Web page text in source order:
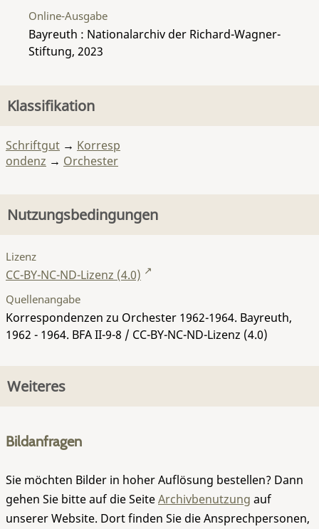
Online-Ausgabe
Bayreuth : Nationalarchiv der Richard-Wagner-
Stiftung, 2023
Klassifikation
Schriftgut → Korresp
ondenz → Orchester
Nutzungsbedingungen
Lizenz
CC-BY-NC-ND-Lizenz (4.0)
Quellenangabe
Korrespondenzen zu Orchester 1962-1964. Bayreuth,
1962 - 1964. BFA II-9-8 / CC-BY-NC-ND-Lizenz (4.0)
Weiteres
Bildanfragen
Sie möchten Bilder in hoher Auflösung bestellen? Dann
gehen Sie bitte auf die SeiteArchivbenutzung auf
unserer Website. Dort finden Sie die Ansprechpersonen,